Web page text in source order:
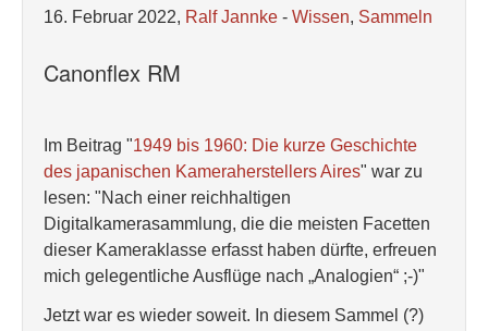
16. Februar 2022, Ralf Jannke - Wissen, Sammeln
Canonflex RM
Im Beitrag "1949 bis 1960: Die kurze Geschichte
des japanischen Kameraherstellers Aires" war zu
lesen: "Nach einer reichhaltigen
Digitalkamerasammlung, die die meisten Facetten
dieser Kameraklasse erfasst haben dürfte, erfreuen
mich gelegentliche Ausflüge nach „Analogien“ ;-)"
Jetzt war es wieder soweit. In diesem Sammel (?)